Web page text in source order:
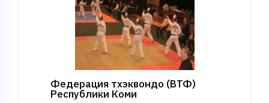
Федерация тхэквондо (ВТФ)
Республики Коми